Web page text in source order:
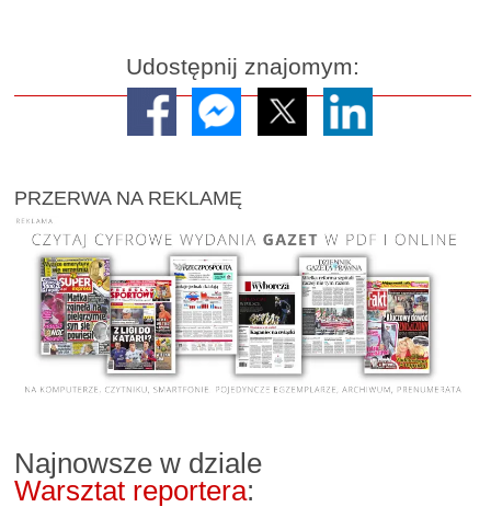
Udostępnij znajomym:
PRZERWA NA REKLAMĘ
Najnowsze w dziale
Warsztat reportera: